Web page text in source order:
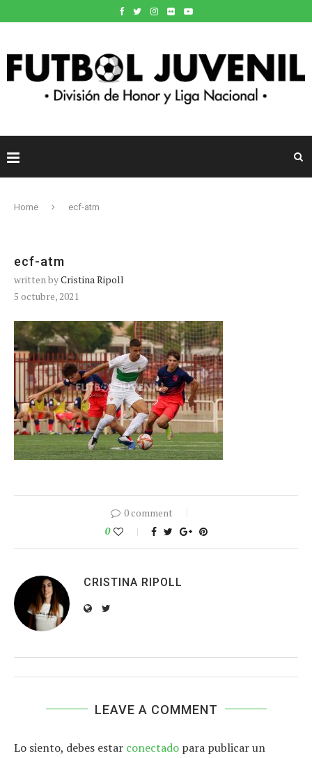
Home ecf-atm
ecf-atm
written byCristina Ripoll
5 octubre, 2021
0 comment
0
CRISTINA RIPOLL
LEAVE A COMMENT
Lo siento, debes estar conectado para publicar un